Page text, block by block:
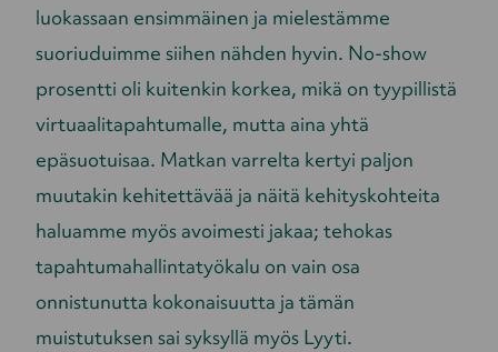
luokassaan ensimmäinen ja mielestämme
suoriuduimme siihen nähden hyvin. No-show
prosentti oli kuitenkin korkea, mikä on tyypillistä
virtuaalitapahtumalle, mutta aina yhtä
epäsuotuisaa. Matkan varrelta kertyi paljon
muutakin kehitettävää ja näitä kehityskohteita
haluamme myös avoimesti jakaa; tehokas
tapahtumahallintatyökalu on vain osa
onnistunutta kokonaisuutta ja tämän
muistutuksen sai syksyllä myös Lyyti.